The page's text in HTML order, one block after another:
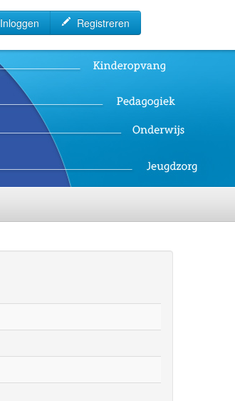
Inloggen Registreren